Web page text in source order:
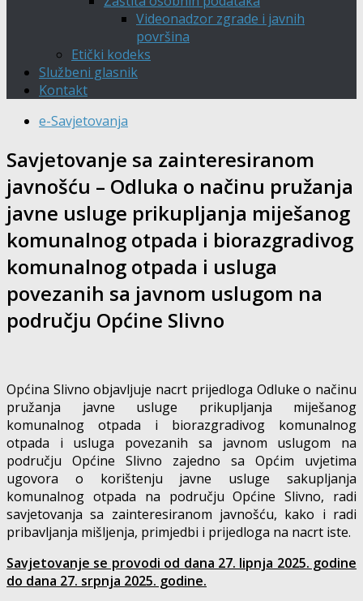
Videonadzor zgrade i javnih
površina
Etički kodeks
Službeni glasnik
Kontakt
e-Savjetovanja
Savjetovanje sa zainteresiranom
javnošću – Odluka o načinu pružanja
javne usluge prikupljanja miješanog
komunalnog otpada i biorazgradivog
komunalnog otpada i usluga
povezanih sa javnom uslugom na
području Općine Slivno
Općina Slivno objavljuje nacrt prijedloga Odluke o načinu
pružanja javne usluge prikupljanja miješanog
komunalnog otpada i biorazgradivog komunalnog
otpada i usluga povezanih sa javnom uslugom na
području Općine Slivno zajedno sa Općim uvjetima
ugovora o korištenju javne usluge sakupljanja
komunalnog otpada na području Općine Slivno, radi
savjetovanja sa zainteresiranom javnošću, kako i radi
pribavljanja mišljenja, primjedbi i prijedloga na nacrt iste.
Savjetovanje se provodi od dana 27. lipnja 2025. godine
do dana 27. srpnja 2025. godine.